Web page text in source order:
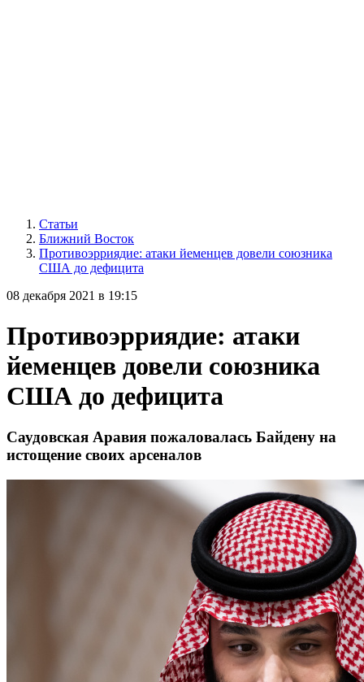
Статьи
Ближний Восток
Противоэрриядие: атаки йеменцев довели союзника
США до дефицита
08 декабря 2021 в 19:15
Противоэрриядие: атаки
йеменцев довели союзника
США до дефицита
Саудовская Аравия пожаловалась Байдену на
истощение своих арсеналов